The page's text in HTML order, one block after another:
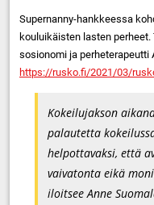
Supernanny-hankkeessa
kouluikäisten lasten
sosionomi ja perheterapeutti
https://rusko.fi/2021/03/
Kokeilujakson
palautetta
helpottavaksi, että
vaivatonta eikä
iloitsee Anne